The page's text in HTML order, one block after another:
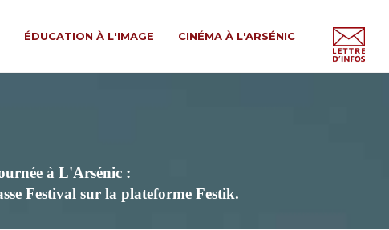
ÉDUCATION À L'IMAGE CINÉMA À L'ARSÉNIC
à L'Arsénic :
Festival sur la plateforme Festik.